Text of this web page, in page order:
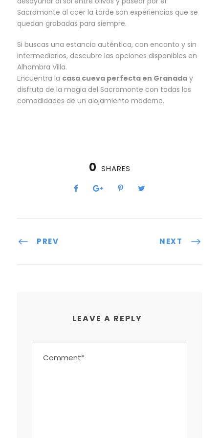
Sacromonte al caer la tarde son experiencias que se
quedan grabadas para siempre.
Si buscas una estancia auténtica, con encanto y sin
intermediarios, descubre las opciones disponibles en
Alhambra Villa.
Encuentra la casa cueva perfecta en Granada y
disfruta de la magia del Sacromonte con todas las
comodidades de un alojamiento moderno.
0 SHARES
PREV NEXT
LEAVE A REPLY